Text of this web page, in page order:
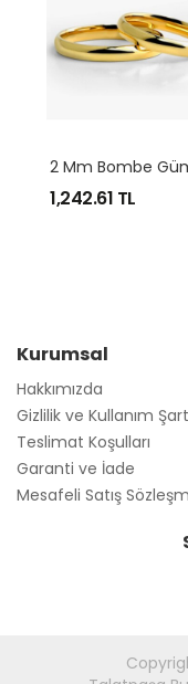
1,242.61 TL
Kurumsal
Hakkımızda
Gizlilik ve Kullanım
Teslimat Koşulları
Garanti ve İade
Mesafeli Satış